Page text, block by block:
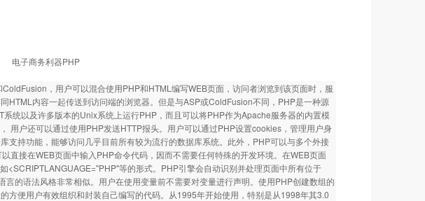
电子商务利器PHP
，用户可以混合使用PHP和HTML编写WEB页面，访问者浏览到该页面时，服
HTML内容一起传送到访问端的浏览器。但是与ASP或ColdFusion不同，PHP是一种源
统以及许多版本的Unix系统上运行PHP，而且可以将PHP作为Apache服务器的内置模
用户还可以通过使用PHP发送HTTP报头。用户可以通过PHP设置cookies，管理用户身
支持功能，能够访问几乎目前所有较为流行的数据库系统。此外，PHP可以与多个外接
直接在WEB页面中输入PHP命令代码，因而不需要任何特殊的开发环境。在WEB页面
<SCRIPTLANGUAGE="PHP"等的形式。PHP引擎会自动识别并处理页面中所有位于
的语法风格非常相似。用户在使用变量前不需要对变量进行声明。使用PHP创建数组的
方便用户有效组织和封装自己编写的代码。从1995年开始使用，特别是从1998年其3.0